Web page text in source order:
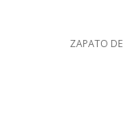
ZAPATO DE